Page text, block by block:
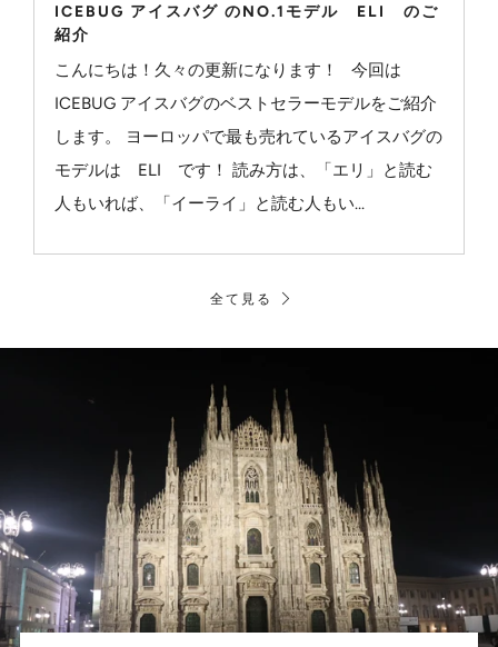
ICEBUG アイスバグ のNO.1モデル ELI のご
紹介
こんにちは！久々の更新になります！ 今回は
ICEBUG アイスバグのベストセラーモデルをご紹介
します。 ヨーロッパで最も売れているアイスバグの
モデルは ELI です！ 読み方は、「エリ」と読む
人もいれば、「イーライ」と読む人もい...
全て見る